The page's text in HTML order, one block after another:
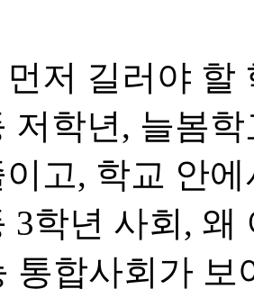
저 길러야 할
저학년, 늘봄
고, 학교 안
3학년 사회, 왜
통합사회가